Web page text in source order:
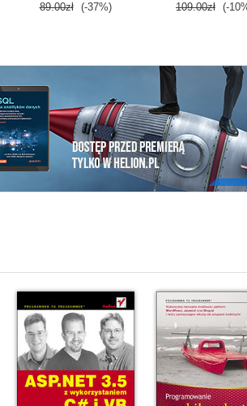
89.00zł (-37%) 109.00zł (-